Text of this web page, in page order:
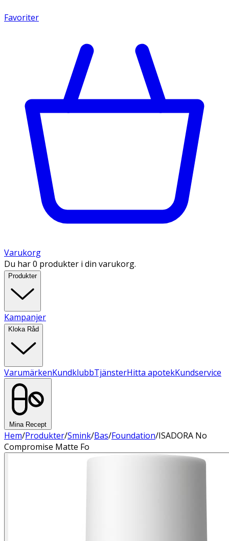
Favoriter
Varukorg
Du har 0 produkter i din varukorg.
Produkter
Kampanjer
Kloka Råd
VarumärkenKundklubbTjänsterHitta apotekKundservice
Mina Recept
Hem/Produkter/Smink/Bas/Foundation/ISADORA No
Compromise Matte Fo